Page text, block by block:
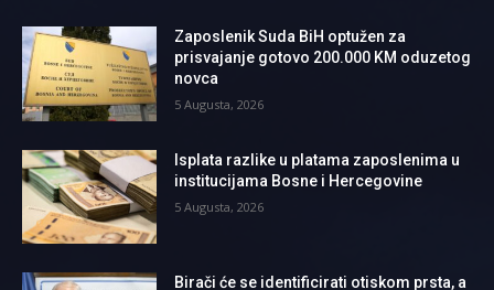
Zaposlenik Suda BiH optužen za
prisvajanje gotovo 200.000 KM oduzetog
novca
5 Augusta, 2026
Isplata razlike u platama zaposlenima u
institucijama Bosne i Hercegovine
5 Augusta, 2026
Birači će se identificirati otiskom prsta, a